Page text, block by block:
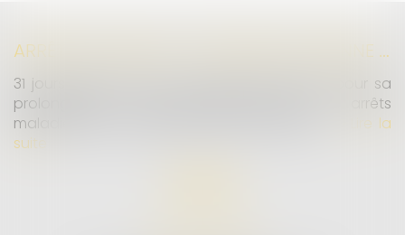
ARRÊTS DE TRAVAIL : UN DÉCRET PLAFONNE POUR LA PREMIÈRE FOIS LEUR DURÉE À PARTIR DU 1ER SEPTEMBRE 2026
31 jours maximum pour un premier arrêt, 62 pour sa
prolongation : dès septembre 2026, vos arrêts
maladie seront plafonnés comme jamais...
Lire la
suite